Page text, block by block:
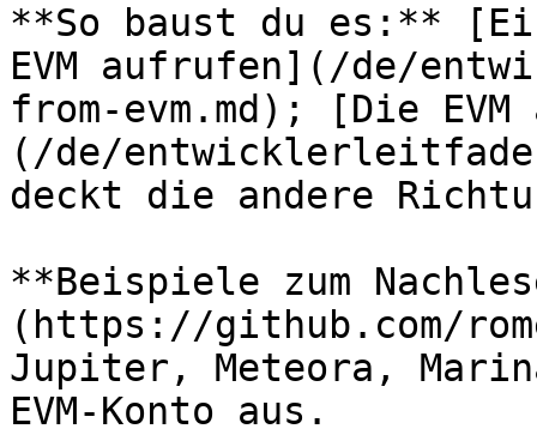
**So baust du es:**
EVM aufrufen](/de/
from-evm.md); [Die
(/de/
deckt die andere
**Beispiele zum
(https://github.com/
Jupiter, Meteora,
EVM-Konto aus.